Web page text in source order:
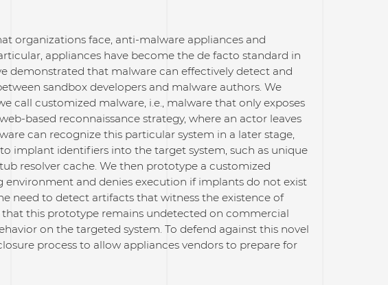
organizations face, anti-malware appliances and
appliances have become the de facto standard in
demonstrated that malware can effectively detect and
sandbox developers and malware authors. We
call customized malware, i.e., malware that only exposes
based reconnaissance strategy, where an actor leaves
can recognize this particular system in a later stage,
implant identifiers into the target system, such as unique
resolver cache. We then prototype a customized
and denies execution if implants do not exist
need to detect artifacts that witness the existence of
this prototype remains undetected on commercial
on the targeted system. To defend against this novel
process to allow appliances vendors to prepare for